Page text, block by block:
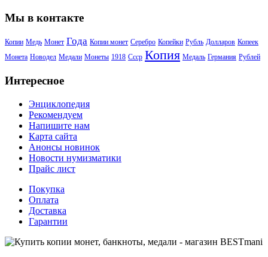
Мы в контакте
Копии Медь Монет Года Копии монет Серебро Копейки Рубль Долларов Копеек
Монета Новодел Медали Монеты 1918 Ссср Копия Медаль Германия Рублей
Интересное
Энциклопедия
Рекомендуем
Напишите нам
Карта сайта
Анонсы новинок
Новости нумизматики
Прайс лист
Покупка
Оплата
Доставка
Гарантии